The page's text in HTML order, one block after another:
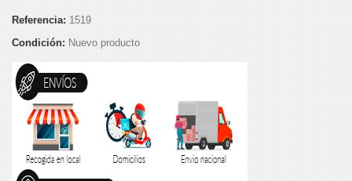
Referencia: 1519
Condición: Nuevo producto